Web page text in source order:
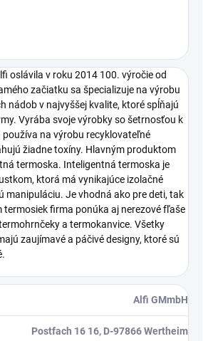
oslávila v roku 2014 100. výročie od
začiatku sa špecializuje na výrobu
nádob v najvyššej kvalite, ktoré spĺňajú
Vyrába svoje výrobky so šetrnosťou k
na výrobu recyklovateľné
žiadne toxíny. Hlavným produktom
termoska. Inteligentná termoska je
ktorá má vynikajúce izolačné
manipuláciu. Je vhodná ako pre deti, tak
termosiek firma ponúka aj nerezové fľaše
a termokanvice. Všetky
zaujímavé a páčivé designy, ktoré sú
Alfi GMmbH
Postfach 16 16, D-97866 Wertheim